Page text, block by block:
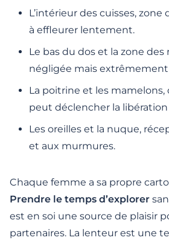
L’intérieur des cuisses,
à effleurer lentement.
Le bas du dos et la zone des
négligée mais extrêmement
La poitrine et les
peut déclencher la libération
Les oreilles et la nuque,
et aux murmures.
Chaque femme a sa propre
Prendre le temps d’explorer
est en soi une source de plaisir
partenaires. La lenteur est une